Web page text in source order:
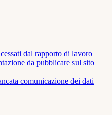
dal rapporto di lavoro
da pubblicare sul sito
comunicazione dei dati